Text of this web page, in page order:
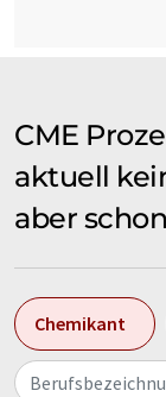
CME
aktuell
aber schon
Chemikant